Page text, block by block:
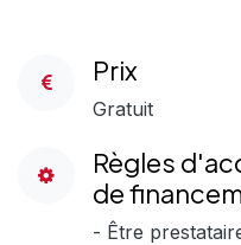
Prix
Gratuit
Règles
de
- Être